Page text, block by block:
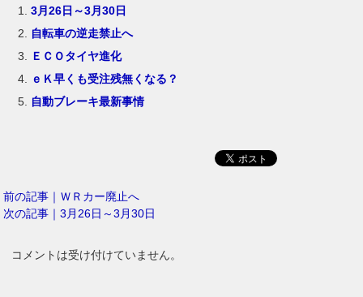
3月26日～3月30日
自転車の逆走禁止へ
ＥＣＯタイヤ進化
ｅＫ早くも受注残無くなる？
自動ブレーキ最新事情
前の記事｜ＷＲカー廃止へ
次の記事｜3月26日～3月30日
コメントは受け付けていません。